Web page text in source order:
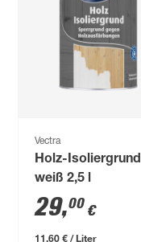
Vectra
Holz-Isoliergrund
weiß 2,5 l
29,00 €
11,60 € / Liter